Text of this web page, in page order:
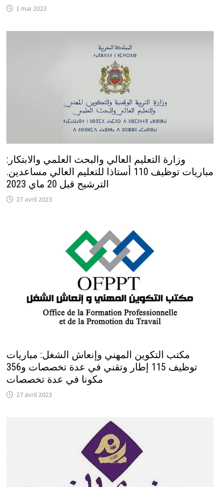
1 mai 2023
وزارة التعليم العالي والبحث العلمي والابتكار:
مباريات توظيف 110 أستاذا للتعليم العالي مساعدين.
الترشيح قبل 20 ماي 2023
27 avril 2023
مكتب التكوين المهني وإنعاش الشغل: مباريات
توظيف 115 إطار وتقني في عدة تخصصات و356
مكونا في عدة تخصصات
27 avril 2023